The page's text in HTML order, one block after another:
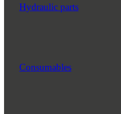
Hydraulic parts
Consumables